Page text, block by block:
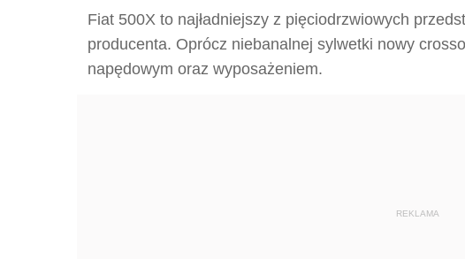
Fiat 500X to najładniejszy z pięciodrzwiowych
producenta. Oprócz niebanalnej sylwetki nowy
napędowym oraz wyposażeniem.
REKLAMA